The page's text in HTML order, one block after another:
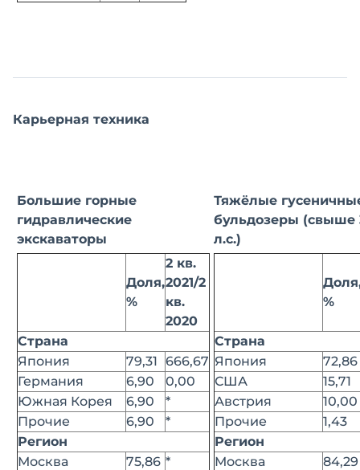
Карьерная техника
Большие горные
гидравлические
экскаваторы
Тяжёлые
бульдозеры (свыше
л.с.)
Доля,
%
2 кв.
2021/2
кв.
2020
Страна
Япония
79,31 666,67
Германия
6,90
0,00
Южная Корея
6,90
*
Прочие
6,90
*
Регион
Москва
75,86 *
%
Страна
Япония
72,86
США
15,71
Австрия
10,00
Прочие
1,43
Регион
Москва
84,29